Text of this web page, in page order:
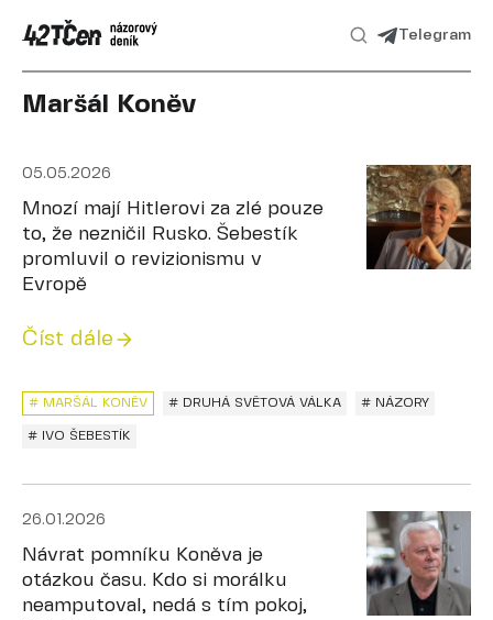
Telegram
Maršál Koněv
05.05.2026
Mnozí mají Hitlerovi za zlé pouze
to, že nezničil Rusko. Šebestík
promluvil o revizionismu v
Evropě
Číst dále
# MARŠÁL KONĚV # DRUHÁ SVĚTOVÁ VÁLKA # NÁZORY
# IVO ŠEBESTÍK
26.01.2026
Návrat pomníku Koněva je
otázkou času. Kdo si morálku
neamputoval, nedá s tím pokoj,